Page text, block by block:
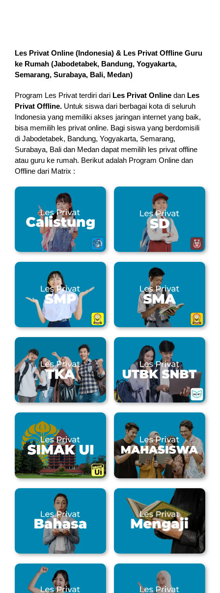
Les Privat Online (Indonesia) & Les Privat Offline Guru
ke Rumah (Jabodetabek, Bandung, Yogyakarta,
Semarang, Surabaya, Bali, Medan)
Program Les Privat terdiri dari Les Privat Online dan Les
Privat Offline. Untuk siswa dari berbagai kota di seluruh
Indonesia yang memiliki akses jaringan internet yang baik,
bisa memilih les privat online. Bagi siswa yang berdomisili
di Jabodetabek, Bandung, Yogyakarta, Semarang,
Surabaya, Bali dan Medan dapat memilih les privat offline
atau guru ke rumah. Berikut adalah Program Online dan
Offline dari Matrix :